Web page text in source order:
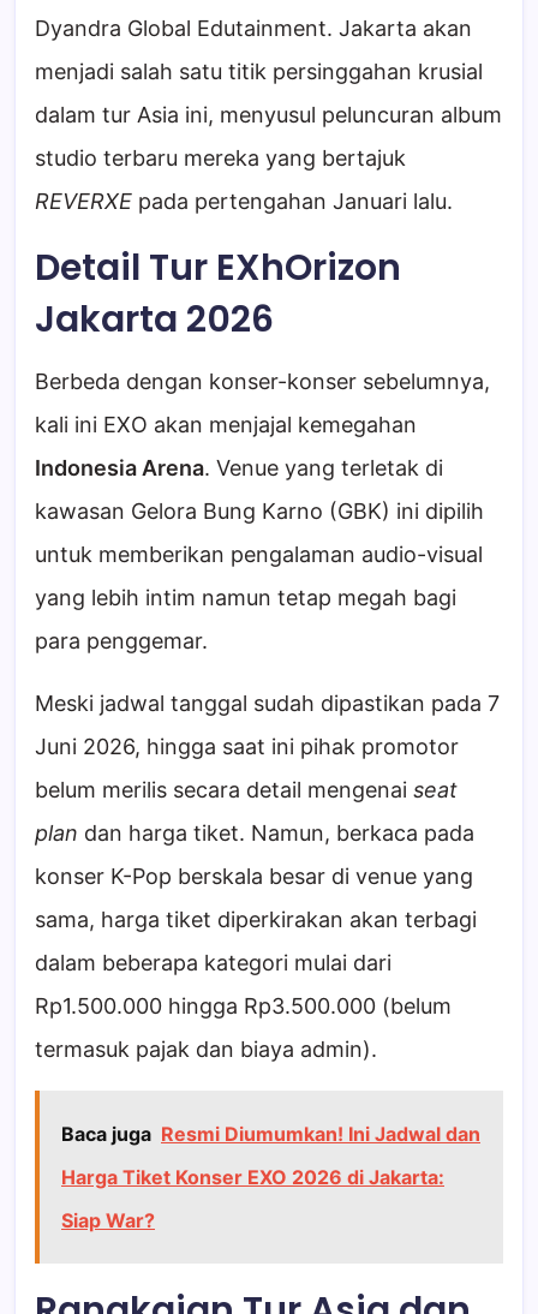
Dyandra Global Edutainment. Jakarta akan
menjadi salah satu titik persinggahan krusial
dalam tur Asia ini, menyusul peluncuran album
studio terbaru mereka yang bertajuk
REVERXE pada pertengahan Januari lalu.
Detail Tur EXhOrizon
Jakarta 2026
Berbeda dengan konser-konser sebelumnya,
kali ini EXO akan menjajal kemegahan
Indonesia Arena. Venue yang terletak di
kawasan Gelora Bung Karno (GBK) ini dipilih
untuk memberikan pengalaman audio-visual
yang lebih intim namun tetap megah bagi
para penggemar.
Meski jadwal tanggal sudah dipastikan pada 7
Juni 2026, hingga saat ini pihak promotor
belum merilis secara detail mengenai seat
plan dan harga tiket. Namun, berkaca pada
konser K-Pop berskala besar di venue yang
sama, harga tiket diperkirakan akan terbagi
dalam beberapa kategori mulai dari
Rp1.500.000 hingga Rp3.500.000 (belum
termasuk pajak dan biaya admin).
Baca juga Resmi Diumumkan! Ini Jadwal dan
Harga Tiket Konser EXO 2026 di Jakarta:
Siap War?